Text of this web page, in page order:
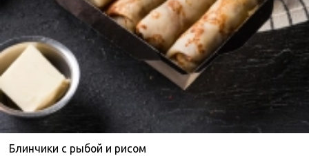
Блинчики с рыбой и рисом